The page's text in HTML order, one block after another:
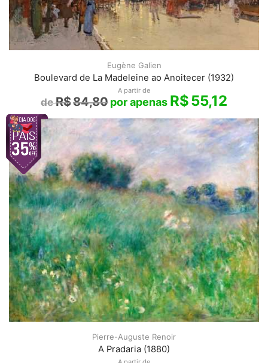
Eugène Galien
Boulevard de La Madeleine ao Anoitecer (1932)
A partir de
R$84,80 R$55,12
Pierre-Auguste Renoir
A Pradaria (1880)